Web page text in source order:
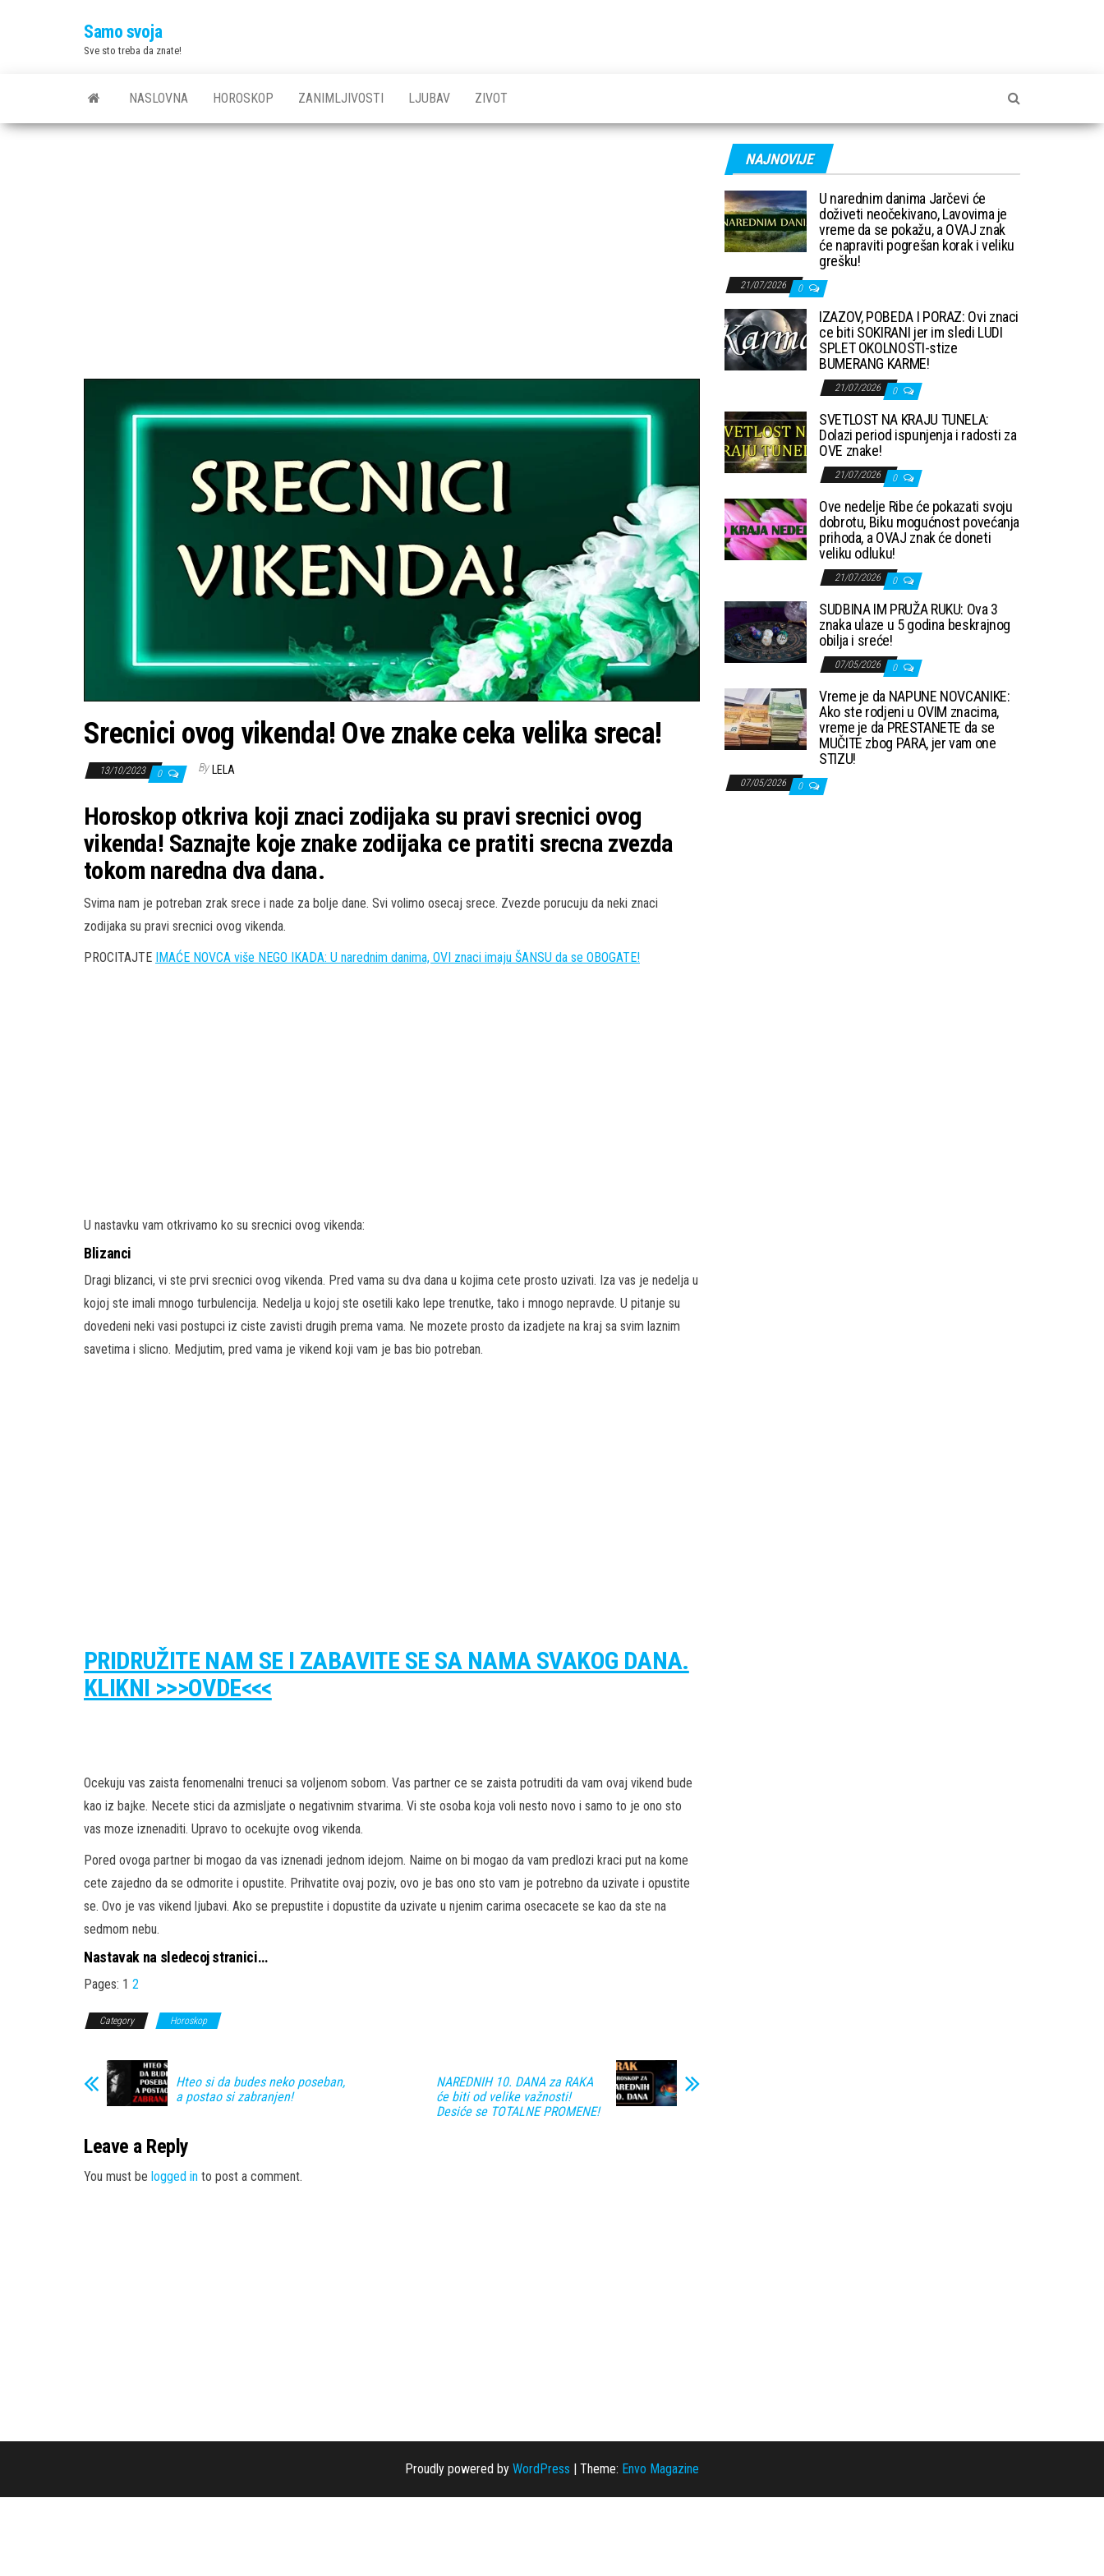
Samo svoja
Sve sto treba da znate!
NASLOVNA HOROSKOP ZANIMLJIVOSTI LJUBAV ZIVOT
Srecnici ovog vikenda! Ove znake ceka velika sreca!
13/10/2023 0 By LELA
Horoskop otkriva koji znaci zodijaka su pravi srecnici ovog
vikenda! Saznajte koje znake zodijaka ce pratiti srecna zvezda
tokom naredna dva dana.
Svima nam je potreban zrak srece i nade za bolje dane. Svi volimo osecaj srece. Zvezde porucuju da neki znaci
zodijaka su pravi srecnici ovog vikenda.
PROCITAJTE IMAĆE NOVCA više NEGO IKADA: U narednim danima, OVI znaci imaju ŠANSU da se OBOGATE!
U nastavku vam otkrivamo ko su srecnici ovog vikenda:
Blizanci
Dragi blizanci, vi ste prvi srecnici ovog vikenda. Pred vama su dva dana u kojima cete prosto uzivati. Iza vas je nedelja u
kojoj ste imali mnogo turbulencija. Nedelja u kojoj ste osetili kako lepe trenutke, tako i mnogo nepravde. U pitanje su
dovedeni neki vasi postupci iz ciste zavisti drugih prema vama. Ne mozete prosto da izadjete na kraj sa svim laznim
savetima i slicno. Medjutim, pred vama je vikend koji vam je bas bio potreban.
PRIDRUŽITE NAM SE I ZABAVITE SE SA NAMA SVAKOG DANA.
KLIKNI >>>OVDE<<<
Ocekuju vas zaista fenomenalni trenuci sa voljenom sobom. Vas partner ce se zaista potruditi da vam ovaj vikend bude
kao iz bajke. Necete stici da azmisljate o negativnim stvarima. Vi ste osoba koja voli nesto novo i samo to je ono sto
vas moze iznenaditi. Upravo to ocekujte ovog vikenda.
Pored ovoga partner bi mogao da vas iznenadi jednom idejom. Naime on bi mogao da vam predlozi kraci put na kome
cete zajedno da se odmorite i opustite. Prihvatite ovaj poziv, ovo je bas ono sto vam je potrebno da uzivate i opustite
se. Ovo je vas vikend ljubavi. Ako se prepustite i dopustite da uzivate u njenim carima osecacete se kao da ste na
sedmom nebu.
Nastavak na sledecoj stranici…
Pages: 1 2
Category Horoskop
Hteo si da budes neko poseban,
a postao si zabranjen!
NAREDNIH 10. DANA za RAKA
će biti od velike važnosti!
Desiće se TOTALNE PROMENE!
Leave a Reply
You must be logged in to post a comment.
NAJNOVIJE
U narednim danima Jarčevi će
doživeti neočekivano, Lavovima je
vreme da se pokažu, a OVAJ znak
će napraviti pogrešan korak i veliku
grešku!
21/07/2026 0
IZAZOV, POBEDA I PORAZ: Ovi znaci
ce biti SOKIRANI jer im sledi LUDI
SPLET OKOLNOSTI-stize
BUMERANG KARME!
21/07/2026 0
SVETLOST NA KRAJU TUNELA:
Dolazi period ispunjenja i radosti za
OVE znake!
21/07/2026 0
Ove nedelje Ribe će pokazati svoju
dobrotu, Biku mogućnost povećanja
prihoda, a OVAJ znak će doneti
veliku odluku!
21/07/2026 0
SUDBINA IM PRUŽA RUKU: Ova 3
znaka ulaze u 5 godina beskrajnog
obilja i sreće!
07/05/2026 0
Vreme je da NAPUNE NOVCANIKE:
Ako ste rodjeni u OVIM znacima,
vreme je da PRESTANETE da se
MUČITE zbog PARA, jer vam one
STIZU!
07/05/2026 0
Proudly powered by WordPress Theme: Envo Magazine